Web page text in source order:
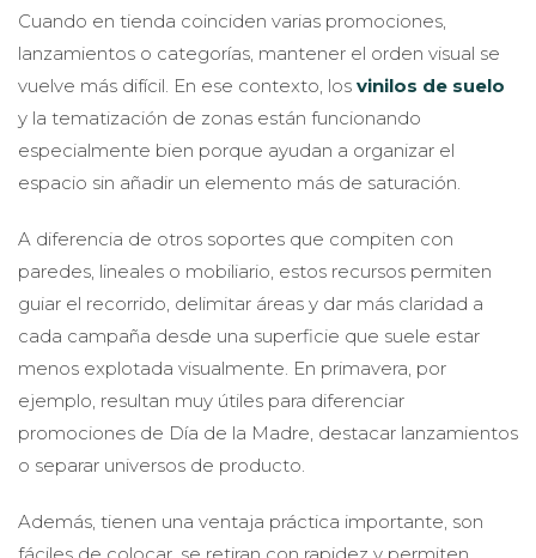
Cuando en tienda coinciden varias promociones,
lanzamientos o categorías, mantener el orden visual se
vuelve más difícil. En ese contexto, los vinilos de suelo
y la tematización de zonas están funcionando
especialmente bien porque ayudan a organizar el
espacio sin añadir un elemento más de saturación.
A diferencia de otros soportes que compiten con
paredes, lineales o mobiliario, estos recursos permiten
guiar el recorrido, delimitar áreas y dar más claridad a
cada campaña desde una superficie que suele estar
menos explotada visualmente. En primavera, por
ejemplo, resultan muy útiles para diferenciar
promociones de Día de la Madre, destacar lanzamientos
o separar universos de producto.
Además, tienen una ventaja práctica importante, son
fáciles de colocar, se retiran con rapidez y permiten